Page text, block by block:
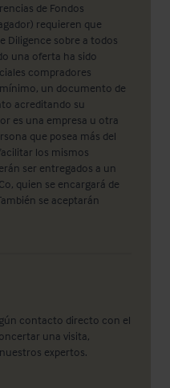
de Fondos
requieren que
Diligence sobre a todos
una oferta ha sido
compradores
un documento de
acreditando su
es una empresa u otra
que posea más del
los mismos
ser entregados a un
quien se encargará de
se aceptarán
contacto directo con el
una visita,
expertos.